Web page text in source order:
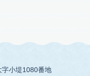
小堤1080番地